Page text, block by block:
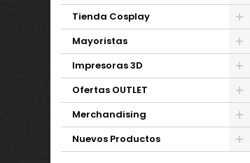
Tienda Cosplay
Mayoristas
Impresoras 3D
Ofertas OUTLET
Merchandising
Nuevos Productos